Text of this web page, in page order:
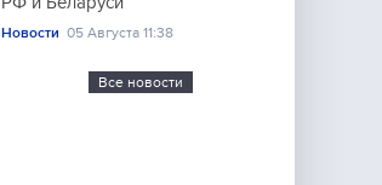
Новости 05 Августа 11:38
Все новости